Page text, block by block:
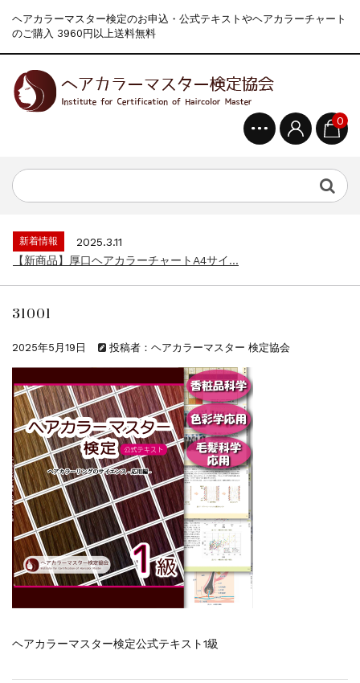
ヘアカラーマスター検定のお申込・公式テキストやヘアカラーチャート
のご購入 3960円以上送料無料
0
一部ヘアカラーチャートのお値引きを行いま...
新着情報
2026.7.1
新着情報
2025.3.11
【新商品】厚口ヘアカラーチャートA4サイ...
新着情報
新着情報
一部ヘアカラーチャートのお値引きを行いま...
新着情報
2026.7.1
2026年度夏季・シルバーウィーク休業の...
新着情報
2025.3.11
【新商品】厚口ヘアカラーチャートA4サイ...
新着情報
2024.7.2
9月24日頃よりオンラインショップの送料...
新着情報
2024.4.10
在庫処分セールのお知らせ【なくなり次第終...
新着情報
2024.4.9
一部ヘアカラーチャートのお値引きを行いま...
31001
2025年5月19日 投稿者：ヘアカラーマスター 検定協会
ヘアカラーマスター検定公式テキスト1級